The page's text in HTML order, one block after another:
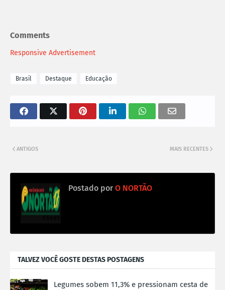
Comments
Responsive Advertisement
Brasil Destaque Educação
MAIS RECENTES
ANTIGOS
Postado por O NORTÃO
TALVEZ VOCÊ GOSTE DESTAS POSTAGENS
Legumes sobem 11,3% e pressionam cesta de